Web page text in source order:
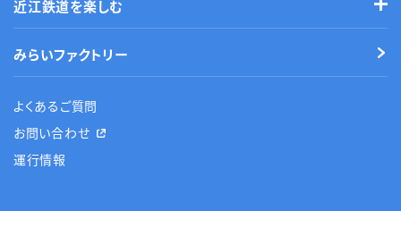
近江鉄道を楽しむ
みらいファクトリー
よくあるご質問
お問い合わせ
運行情報